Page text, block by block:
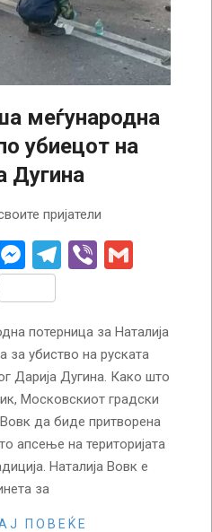
меѓународна
убиецот на
Дугина
пријатели
Messenger
Telegram
Viber
потерница за Наталија
за убиство на руската
Дарија Дугина. Како што
Московскиот градски
да биде притворена
апсење на територијата
Наталија Вовк е
за
ПОВЕЌЕ